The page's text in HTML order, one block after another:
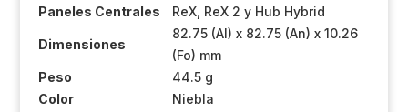
Paneles Centrales
ReX, ReX 2 y Hub Hybrid
Dimensiones
82.75 (Al) x 82.75 (An) x 10.26
(Fo) mm
Peso
44.5 g
Color
Niebla